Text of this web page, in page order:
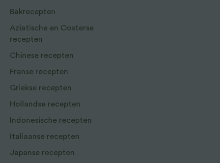
Bakrecepten
Aziatische en Oosterse
recepten
Chinese recepten
Franse recepten
Griekse recepten
Hollandse recepten
Indonesische recepten
Italiaanse recepten
Japanse recepten